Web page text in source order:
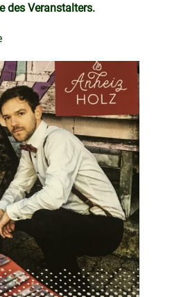
des Veranstalters.